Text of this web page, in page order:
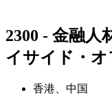
2300 - 金融
イサイド・
香港、中国